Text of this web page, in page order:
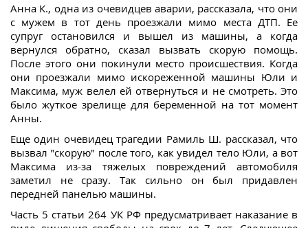
Анна К., одна из очевидцев аварии, рассказала, что они
с мужем в тот день проезжали мимо места ДТП. Ее
супруг остановился и вышел из машины, а когда
вернулся обратно, сказал вызвать скорую помощь.
После этого они покинули место происшествия. Когда
они проезжали мимо искореженной машины Юли и
Максима, муж велел ей отвернуться и не смотреть. Это
было жуткое зрелище для беременной на тот момент
Анны.
Еще один очевидец трагедии Рамиль Ш. рассказал, что
вызвал "скорую" после того, как увидел тело Юли, а вот
Максима из-за тяжелых повреждений автомобиля
заметил не сразу. Так сильно он был придавлен
передней панелью машины.
Часть 5 статьи 264 УК РФ предусматривает наказание в